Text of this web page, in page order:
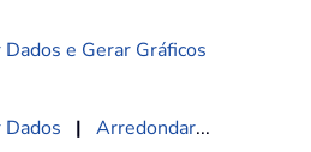
e Gerar Gráficos
| Arredondar...